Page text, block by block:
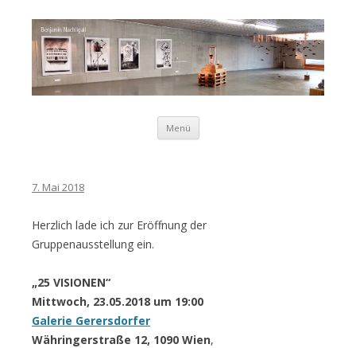
Nachtigall
Menü Zum Inhalt springen
7. Mai 2018
Herzlich lade ich zur Eröffnung der
Gruppenausstellung ein.
„25 VISIONEN“
Mittwoch, 23.05.2018 um 19:00
Galerie Gerersdorfer
Währingerstraße 12, 1090 Wien,